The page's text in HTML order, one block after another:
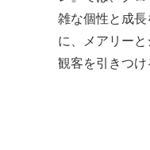
雑な個性と成
に、メアリー
観客を引きつけ